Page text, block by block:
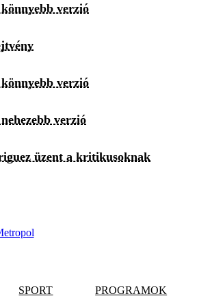
verzió
verzió
verzió
üzent a kritikusoknak
SPORT PROGRAMOK